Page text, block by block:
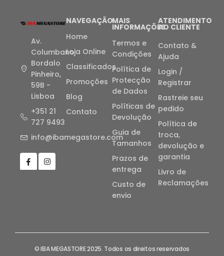
Av.
Columbano
Bordalo
Pinheiro,
59B -
Lisboa
+351 21
727 9493
info@ibamegastore.com
NAVEGAÇÃO
Home
Loja Online
Classificados
Promoções
Blog
Contato
MAIS
INFORMAÇÕES
Termos e
Condições
Política de
Protecção
de Dados
Políticas de
Devolução
Guia de
Tamanhos
Prazos de
entrega
Custo de
envio
ATENDIMENTO
AO CLIENTE
Contato &
Ajuda
Login /
Registrar
Rastreie seu
pedido
Política de
troca,
devolução e
garantia
Livro de
Reclamações
© IBA MEGASTORE 2025. Todos os direitos reservados